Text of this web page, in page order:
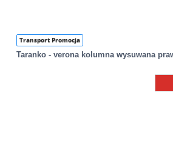
Transport Promocja
Taranko - verona kolumna wysuwana